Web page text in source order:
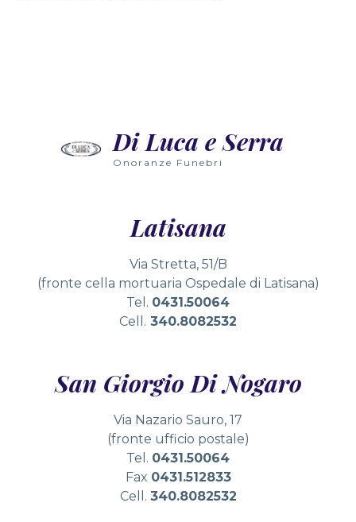
Wielu graczy nie zdaje sobie sprawy, że grając w
Di Luca e Serra
Onoranze Funebri
Latisana
Via Stretta, 51/B
(fronte cella mortuaria Ospedale di Latisana)
Tel. 0431.50064
Cell. 340.8082532
San Giorgio Di Nogaro
Via Nazario Sauro, 17
(fronte ufficio postale)
Tel. 0431.50064
Fax 0431.512833
Cell. 340.8082532